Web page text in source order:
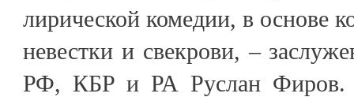
лирической комедии, в основе
невестки и свекрови, –
РФ, КБР и РА Руслан Фиров.